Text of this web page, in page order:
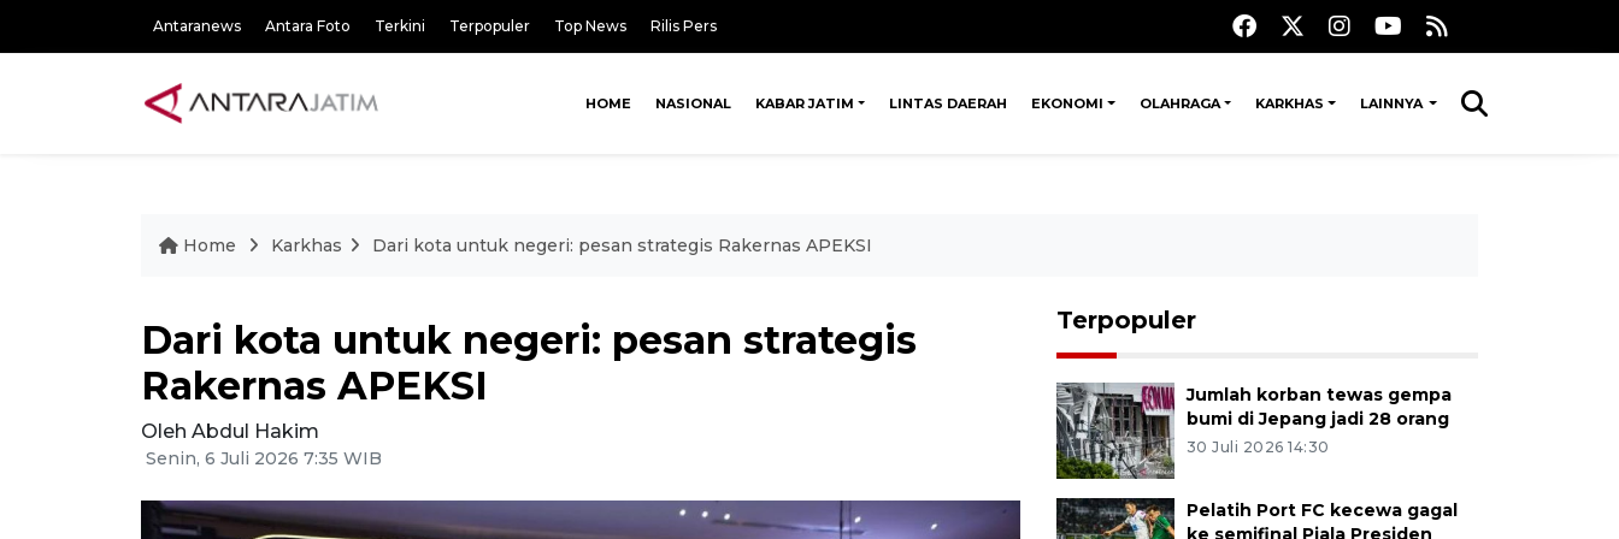
Antaranews Antara Foto Terkini Terpopuler Top News Rilis Pers
HOME NASIONAL KABAR JATIM LINTAS DAERAH EKONOMI OLAHRAGA KARKHAS LAINNYA
Home Karkhas Dari kota untuk negeri: pesan strategis Rakernas APEKSI
Dari kota untuk negeri: pesan strategis
Rakernas APEKSI
Oleh Abdul Hakim
Senin, 6 Juli 2026 7:35 WIB
Terpopuler
Jumlah korban tewas gempa
bumi di Jepang jadi 28 orang
30 Juli 2026 14:30
Pelatih Port FC kecewa gagal
ke semifinal Piala Presiden